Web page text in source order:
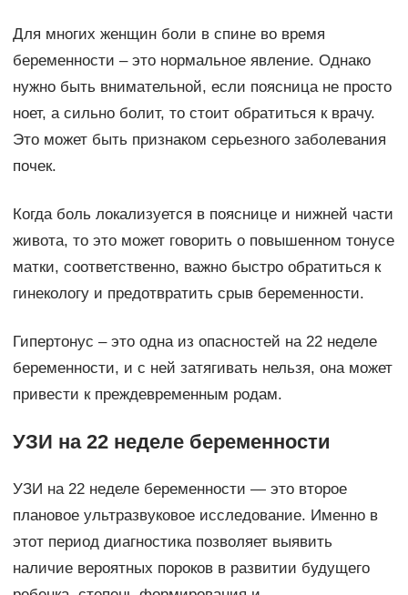
Для многих женщин боли в спине во время
беременности – это нормальное явление. Однако
нужно быть внимательной, если поясница не просто
ноет, а сильно болит, то стоит обратиться к врачу.
Это может быть признаком серьезного заболевания
почек.
Когда боль локализуется в пояснице и нижней части
живота, то это может говорить о повышенном тонусе
матки, соответственно, важно быстро обратиться к
гинекологу и предотвратить срыв беременности.
Гипертонус – это одна из опасностей на 22 неделе
беременности, и с ней затягивать нельзя, она может
привести к преждевременным родам.
УЗИ на 22 неделе беременности
УЗИ на 22 неделе беременности — это второе
плановое ультразвуковое исследование. Именно в
этот период диагностика позволяет выявить
наличие вероятных пороков в развитии будущего